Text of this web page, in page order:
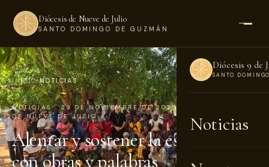
Diócesis de Nueve de Julio
SANTO DOMINGO DE GUZMÁN
Diócesis 9 de
SANTO
Noticias
INICIO›NOTICIAS
NOTICIAS · 29 DE NOVIEMBRE DE 2025 · POR DIÓCESIS
DE NUEVE DE JULIO
Alentar y sostener la esperanza
con obras y palabras